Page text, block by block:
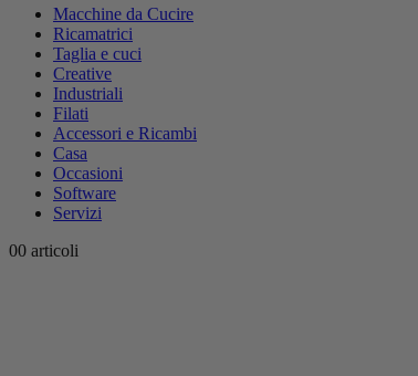
Macchine da Cucire
Ricamatrici
Taglia e cuci
Creative
Industriali
Filati
Accessori e Ricambi
Casa
Occasioni
Software
Servizi
00 articoli